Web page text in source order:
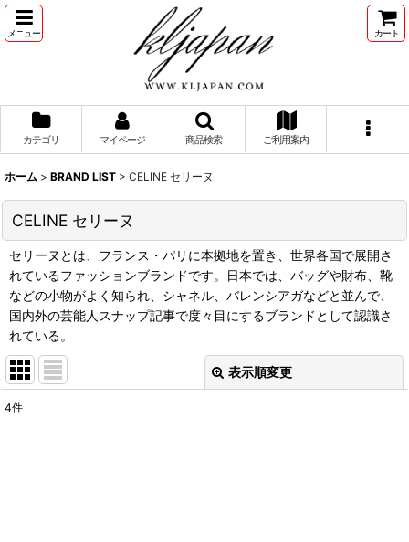
メニュー カート
カテゴリ マイページ 商品検索 ご利用案内
ホーム > BRAND LIST > CELINE セリーヌ
CELINE セリーヌ
セリーヌとは、フランス・パリに本拠地を置き、世界各国で展開さ
れているファッションブランドです。日本では、バッグや財布、靴
などの小物がよく知られ、シャネル、バレンシアガなどと並んで、
国内外の芸能人スナップ記事で度々目にするブランドとして認識さ
れている。
表示順変更
4件